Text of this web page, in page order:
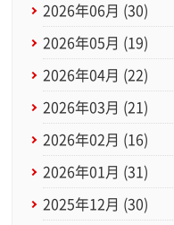
2026年06月 (30)
2026年05月 (19)
2026年04月 (22)
2026年03月 (21)
2026年02月 (16)
2026年01月 (31)
2025年12月 (30)